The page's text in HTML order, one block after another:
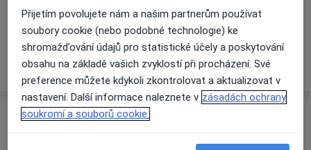
+1 služba
Jak fungují ceny?
Adresa
Přijetím povolujete nám a našim partnerům používat
soubory cookie (nebo podobné technologie) ke
shromažďování údajů pro statistické účely a poskytování
obsahu na základě vašich zvyklostí při procházení. Své
preference můžete kdykoli zkontrolovat a aktualizovat v
nastavení. Další informace naleznete v zásadách ochrany
soukromí a souborů cookie.